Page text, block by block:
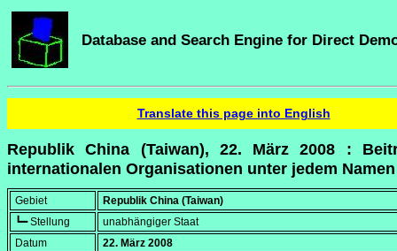
Database and Search Engine for Direct
Translate this page into English
Republik China (Taiwan), 22. März 2008 :
internationalen Organisationen unter jedem Namen
Gebiet
Republik China (Taiwan)
┗━ Stellung
unabhängiger Staat
Datum
22. März 2008